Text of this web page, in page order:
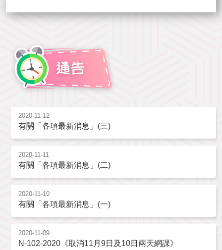
2020-11-12
有關「各項最新消息」(三)
2020-11-11
有關「各項最新消息」(二)
2020-11-10
有關「各項最新消息」(一)
2020-11-09
N-102-2020《取消11月9日及10日兩天網課》